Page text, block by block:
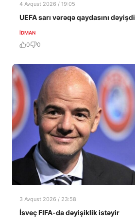
4 Avqust 2026 / 19:05
UEFA sarı vərəqə qaydasını dəyişdi
İDMAN
0 0
3 Avqust 2026 / 23:58
İsveç FIFA-da dəyişiklik istəyir